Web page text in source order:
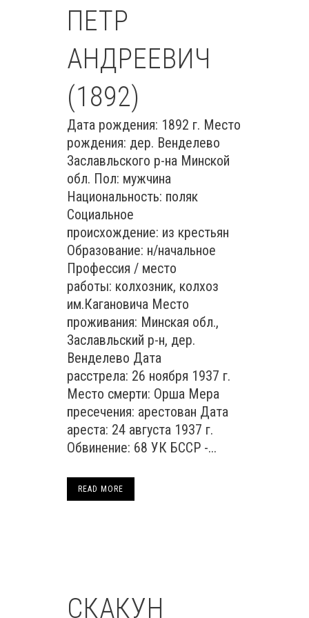
ПЕТР
АНДРЕЕВИЧ
(1892)
Дата рождения: 1892 г. Место
рождения: дер. Венделево
Заславльского р-на Минской
обл. Пол: мужчина
Национальность: поляк
Социальное
происхождение: из крестьян
Образование: н/начальное
Профессия / место
работы: колхозник, колхоз
им.Кагановича Место
проживания: Минская обл.,
Заславльский р-н, дер.
Венделево Дата
расстрела: 26 ноября 1937 г.
Место смерти: Орша Мера
пресечения: арестован Дата
ареста: 24 августа 1937 г.
Обвинение: 68 УК БССР -...
READ MORE
СКАКУН